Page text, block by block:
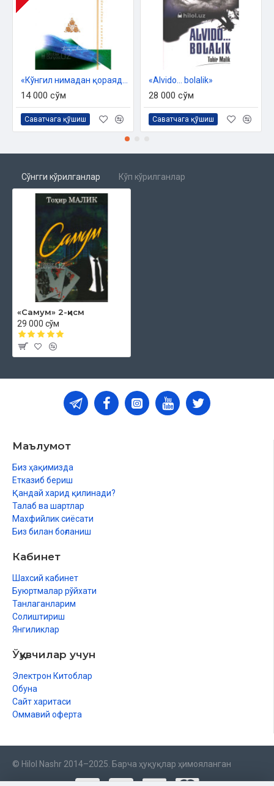
14 000 сўм
Саватчага қўшиш
«Alvido... bolalik»
28 000 сўм
Саватчага қўшиш
Сўнгги кўрилганлар Кўп кўрилганлар
«Самум» 2-қисм
29 000 сўм
Маълумот
Биз ҳақимизда
Етказиб бериш
Қандай харид қилинади?
Талаб ва шартлар
Махфийлик сиёсати
Биз билан боғланиш
Кабинет
Шахсий кабинет
Буюртмалар рўйхати
Танлаганларим
Солиштириш
Янгиликлар
Ўқувчилар учун
Электрон Китоблар
Обуна
Сайт харитаси
Оммавий оферта
© Hilol Nashr 2014–2025. Барча ҳуқуқлар ҳимояланган